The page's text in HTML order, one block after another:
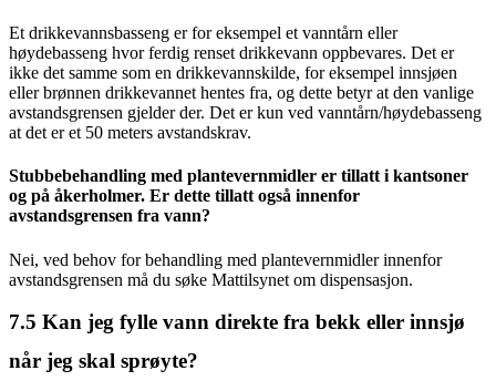
Et drikkevannsbasseng er for eksempel et vanntårn eller
høydebasseng hvor ferdig renset drikkevann oppbevares. Det er
ikke det samme som en drikkevannskilde, for eksempel innsjøen
eller brønnen drikkevannet hentes fra, og dette betyr at den vanlige
avstandsgrensen gjelder der. Det er kun ved vanntårn/høydebasseng
at det er et 50 meters avstandskrav.
Stubbebehandling med plantevernmidler er tillatt i kantsoner
og på åkerholmer. Er dette tillatt også innenfor
avstandsgrensen fra vann?
Nei, ved behov for behandling med plantevernmidler innenfor
avstandsgrensen må du søke Mattilsynet om dispensasjon.
7.5 Kan jeg fylle vann direkte fra bekk eller innsjø
når jeg skal sprøyte?